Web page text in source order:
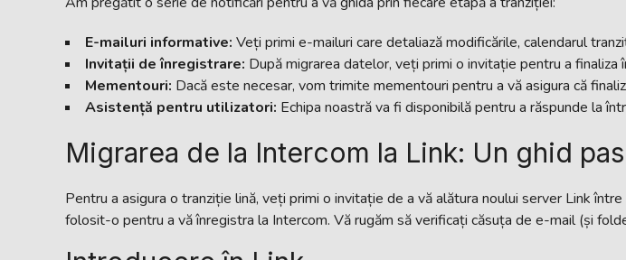
E-mailuri informative: Veți primi e-mailuri care detaliază modificările, calendarul
Invitații de înregistrare: După migrarea datelor, veți primi o invitație pentru a finaliza
Mementouri: Dacă este necesar, vom trimite mementouri pentru a vă asigura că
Asistență pentru utilizatori: Echipa noastră va fi disponibilă pentru a răspunde la
Migrarea de la Intercom la Link: Un ghid
Pentru a asigura o tranziție lină, veți primi o invitație de a vă alătura noului server Link
folosit-o pentru a vă înregistra la Intercom. Vă rugăm să verificați căsuța de e-mail (și